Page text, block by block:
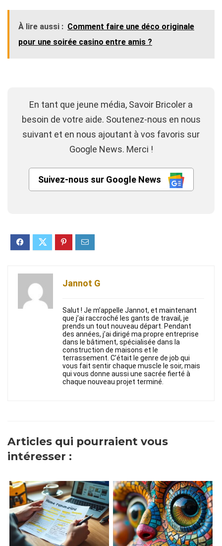
À lire aussi : Comment faire une déco originale
pour une soirée casino entre amis ?
En tant que jeune média, Savoir Bricoler a
besoin de votre aide. Soutenez-nous en nous
suivant et en nous ajoutant à vos favoris sur
Google News. Merci !
Suivez-nous sur Google News
Jannot G
Salut ! Je m’appelle Jannot, et maintenant
que j’ai raccroché les gants de travail, je
prends un tout nouveau départ. Pendant
des années, j’ai dirigé ma propre entreprise
dans le bâtiment, spécialisée dans la
construction de maisons et le
terrassement. C’était le genre de job qui
vous fait sentir chaque muscle le soir, mais
qui vous donne aussi une sacrée fierté à
chaque nouveau projet terminé.
Articles qui pourraient vous
intéresser :